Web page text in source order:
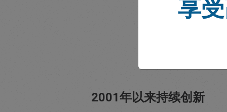
2001年以来持续创新
享